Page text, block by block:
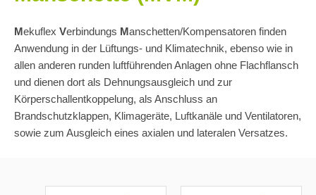
Mekuflex Verbindungs Manschetten/Kompensatoren finden
Anwendung in der Lüftungs- und Klimatechnik, ebenso wie in
allen anderen runden luftführenden Anlagen ohne Flachflansch
und dienen dort als Dehnungsausgleich und zur
Körperschallentkoppelung, als Anschluss an
Brandschutzklappen, Klimageräte, Luftkanäle und Ventilatoren,
sowie zum Ausgleich eines axialen und lateralen Versatzes.